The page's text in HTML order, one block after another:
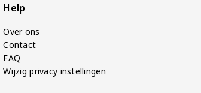
Help
Over ons
Contact
FAQ
Wijzig privacy instellingen